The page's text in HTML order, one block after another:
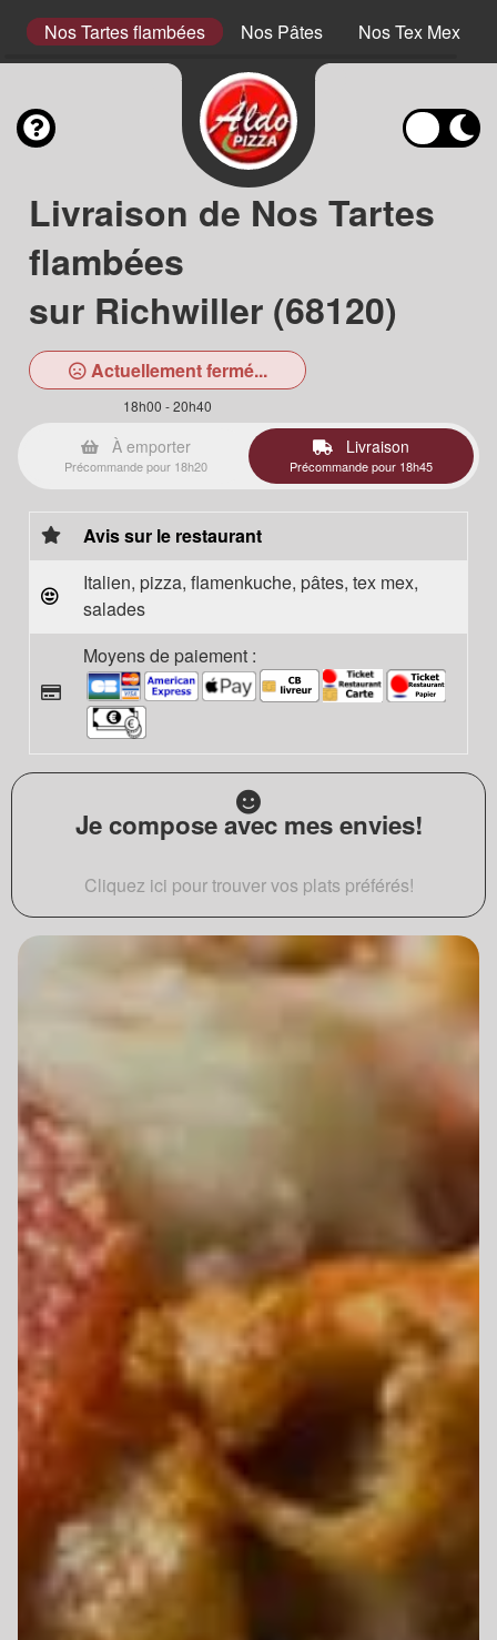
Nos Tartes flambées Nos Pâtes Nos Tex Mex
Livraison de Nos Tartes
flambées
sur Richwiller (68120)
Actuellement fermé...
18h00 - 20h40
À emporter
Précommande pour 18h20
Livraison
Précommande pour 18h45
Avis sur le restaurant
Italien, pizza, flamenkuche, pâtes, tex mex,
salades
Moyens de paiement :
Je compose avec mes envies!
Cliquez ici pour trouver vos plats préférés!